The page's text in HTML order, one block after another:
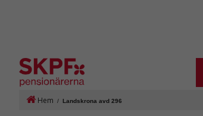
Hem / Landskrona avd 296